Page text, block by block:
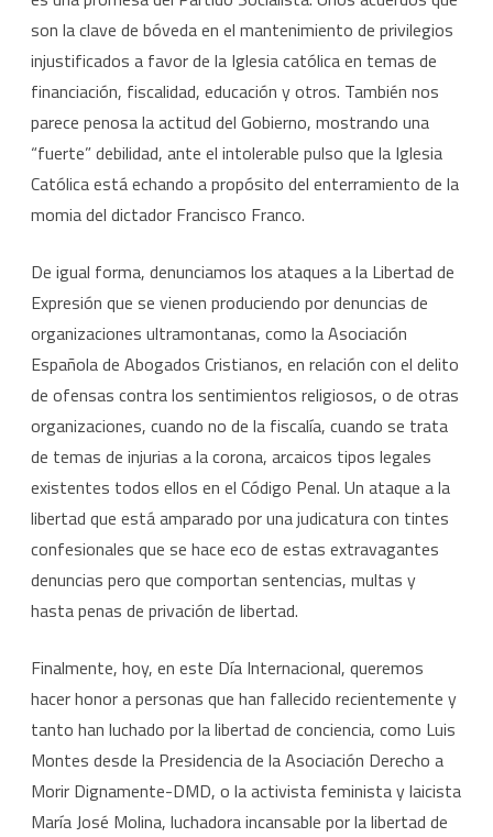
son la clave de bóveda en el mantenimiento de privilegios
injustificados a favor de la Iglesia católica en temas de
financiación, fiscalidad, educación y otros. También nos
parece penosa la actitud del Gobierno, mostrando una
“fuerte” debilidad, ante el intolerable pulso que la Iglesia
Católica está echando a propósito del enterramiento de la
momia del dictador Francisco Franco.
De igual forma, denunciamos los ataques a la Libertad de
Expresión que se vienen produciendo por denuncias de
organizaciones ultramontanas, como la Asociación
Española de Abogados Cristianos, en relación con el delito
de ofensas contra los sentimientos religiosos, o de otras
organizaciones, cuando no de la fiscalía, cuando se trata
de temas de injurias a la corona, arcaicos tipos legales
existentes todos ellos en el Código Penal. Un ataque a la
libertad que está amparado por una judicatura con tintes
confesionales que se hace eco de estas extravagantes
denuncias pero que comportan sentencias, multas y
hasta penas de privación de libertad.
Finalmente, hoy, en este Día Internacional, queremos
hacer honor a personas que han fallecido recientemente y
tanto han luchado por la libertad de conciencia, como Luis
Montes desde la Presidencia de la Asociación Derecho a
Morir Dignamente-DMD, o la activista feminista y laicista
María José Molina, luchadora incansable por la libertad de